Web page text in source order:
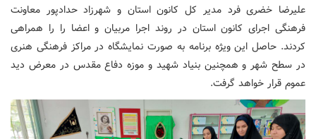
علیرضا خضری فرد مدیر کل کانون استان و شهرزاد حدادپور معاونت
فرهنگی اجرای کانون استان در روند اجرا مربیان و اعضا را را همراهی
کردند. حاصل این ویژه برنامه به صورت نمایشگاه در مراکز فرهنگی هنری
در سطح شهر و همچنین بنیاد شهید و موزه دفاع مقدس در معرض دید
عموم قرار خواهد گرفت.